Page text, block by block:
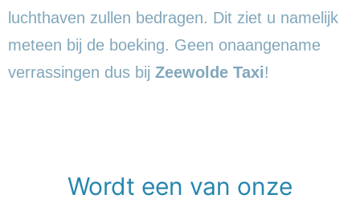
luchthaven zullen bedragen. Dit ziet u namelijk
meteen bij de boeking. Geen onaangename
verrassingen dus bij Zeewolde Taxi!
Wordt een van onze